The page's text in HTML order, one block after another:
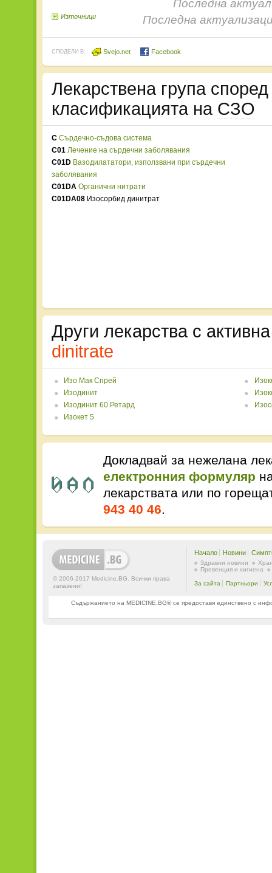
Последна
Последна
Източници
СПОДЕЛИ В: Svejo.net Facebook
Лекарствена група
класификацията на СЗО
C Сърдечно-съдова система
C01 Лечение на сърдечни заболявания
C01D Вазодилататори, използвани при сърдечни
заболявания
C01DA Органични нитрати
C01DA08 Изосорбид динитрат
Други лекарства с
dinitrate
Изо Мак Спрей
Изодинит
Изодинит 60 Ретард
Изокет 5
Докладвай за нежелана
електронния формуляр
лекарствата или по
943 40 46.
© 2006-2017 Medicine.BG. Всички права
запазени!
Начало Новини
Здравни новини
Превенция и хигиена
За сайта Партньори
Съдържанието на MEDICINE.BG® се предоставя единствено с